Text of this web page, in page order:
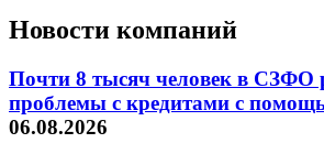
Новости компаний
Почти 8 тысяч человек в СЗФО
проблемы с кредитами с
06.08.2026